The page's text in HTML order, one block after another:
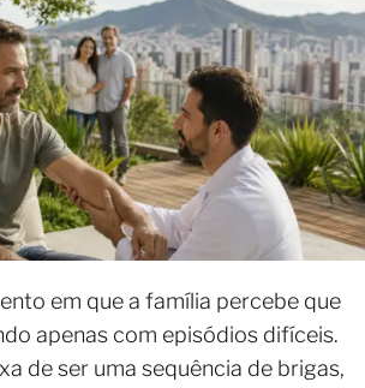
em que a família percebe que
apenas com episódios difíceis.
de ser uma sequência de brigas,